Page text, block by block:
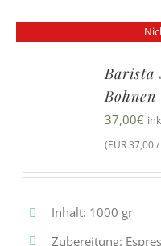
Barista
Bohnen
37,00€
(EUR 37,00
Inhalt: 1000 gr
Zubereitung: